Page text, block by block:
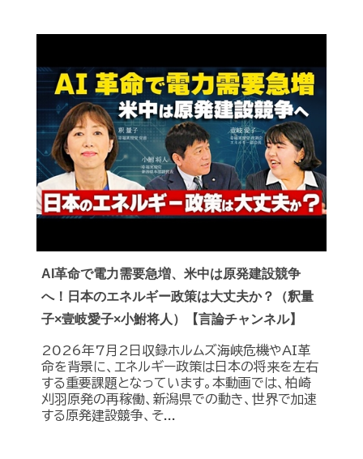
AI革命で電力需要急増、米中は原発建設競争
へ！日本のエネルギー政策は大丈夫か？（釈量
子×壹岐愛子×小鮒将人）【言論チャンネル】
2026年7月2日収録ホルムズ海峡危機やAI革
命を背景に、エネルギー政策は日本の将来を左右
する重要課題となっています。本動画では、柏崎
刈羽原発の再稼働、新潟県での動き、世界で加速
する原発建設競争、そ...